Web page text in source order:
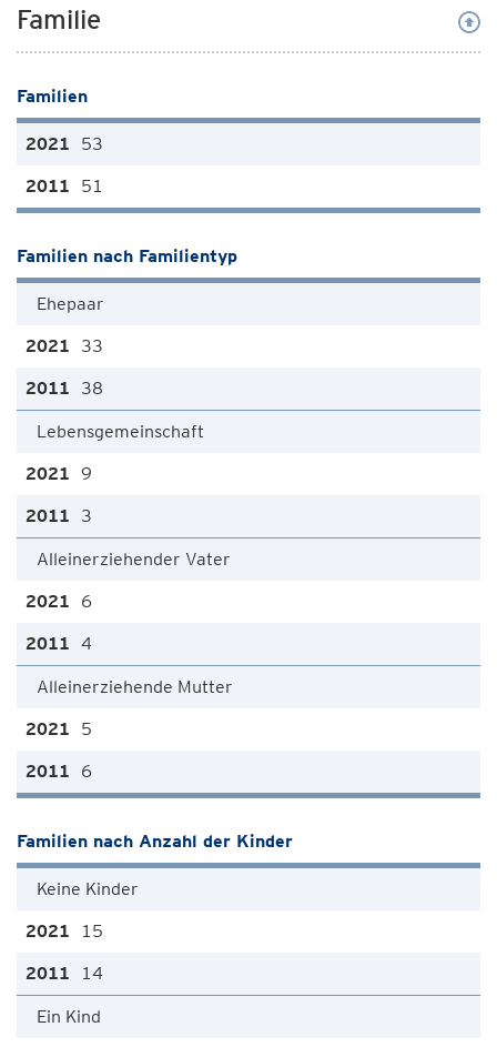
Familie
Familien
53
51
Familien nach Familientyp
Ehepaar
33
38
Lebensgemeinschaft
9
3
Alleinerziehender Vater
6
4
Alleinerziehende Mutter
5
6
Familien nach Anzahl der Kinder
Keine Kinder
15
14
Ein Kind